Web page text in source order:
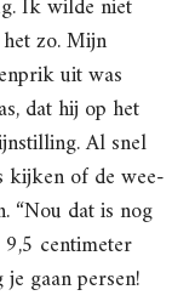
Ik wilde niet
zo. Mijn
uit was
dat hij op het
Al snel
kijken of de wee-
“Nou dat is nog
centimeter
gaan persen!